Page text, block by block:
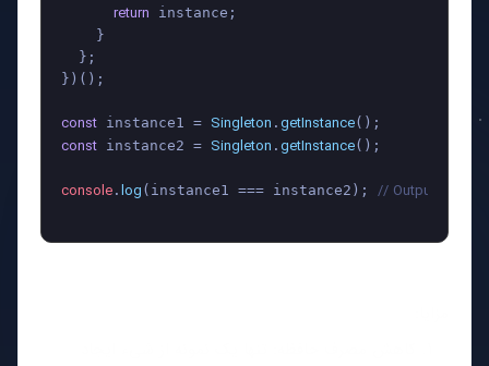
return instance;
    }
  };
})();
const instance1 = Singleton . getInstance
const instance2 = Singleton . getInstance();
console . log (instance1 === instance2); // Output: true